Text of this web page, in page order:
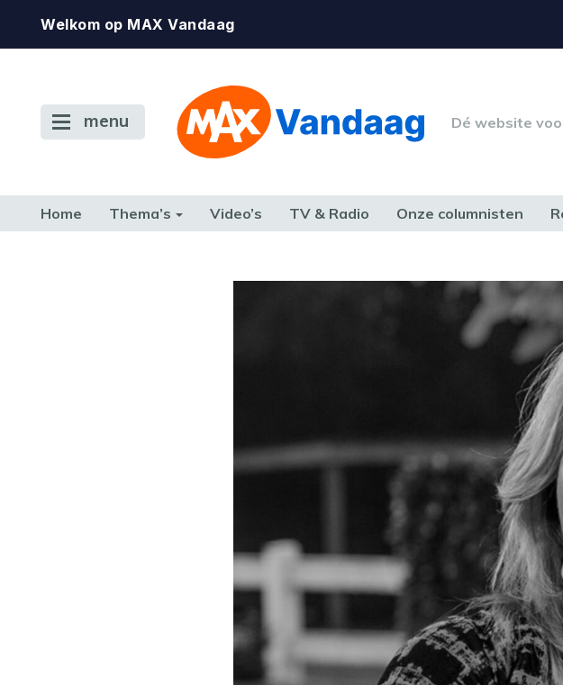
Welkom op MAX Vandaag
menu Dé website
Home Thema’s Video’s TV & Radio Onze columnisten